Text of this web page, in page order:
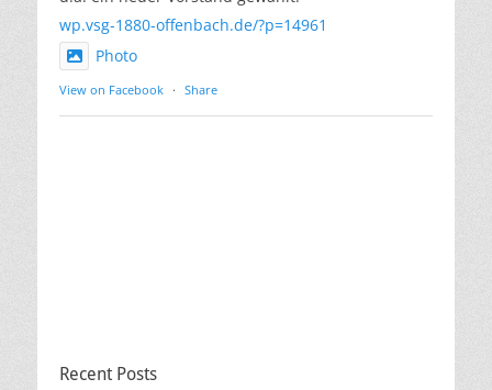
wp.vsg-1880-offenbach.de/?p=14961
Photo
View on Facebook · Share
Recent Posts